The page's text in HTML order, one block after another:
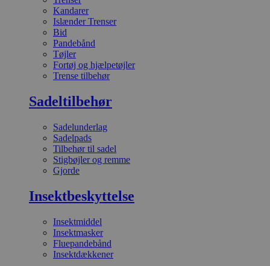
Kandarer
Islænder Trenser
Bid
Pandebånd
Tøjler
Fortøj og hjælpetøjler
Trense tilbehør
Sadeltilbehør
Sadelunderlag
Sadelpads
Tilbehør til sadel
Stigbøjler og remme
Gjorde
Insektbeskyttelse
Insektmiddel
Insektmasker
Fluepandebånd
Insektdækkener